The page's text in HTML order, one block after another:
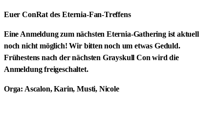
Euer ConRat des Eternia-Fan-Treffens
Eine Anmeldung zum nächsten Eternia-Gathering ist aktuell
noch nicht möglich! Wir bitten noch um etwas Geduld.
Frühestens nach der nächsten Grayskull Con wird die
Anmeldung freigeschaltet.
Orga: Ascalon, Karin, Musti, Nicole